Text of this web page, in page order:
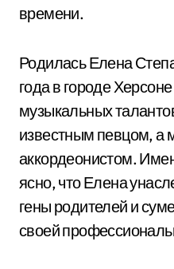
времени.
Родилась Елена
года в городе
музыкальных
известным певцом, а
аккордеонистом.
ясно, что Елена
гены родителей и
своей